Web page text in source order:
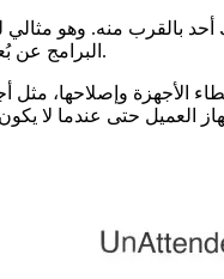
منه. وهو مثالي
البرامج عن بُعد، والوصول إلى الملفات، وحل المشكلات غير العاجلة.
وإصلاحها، مثل